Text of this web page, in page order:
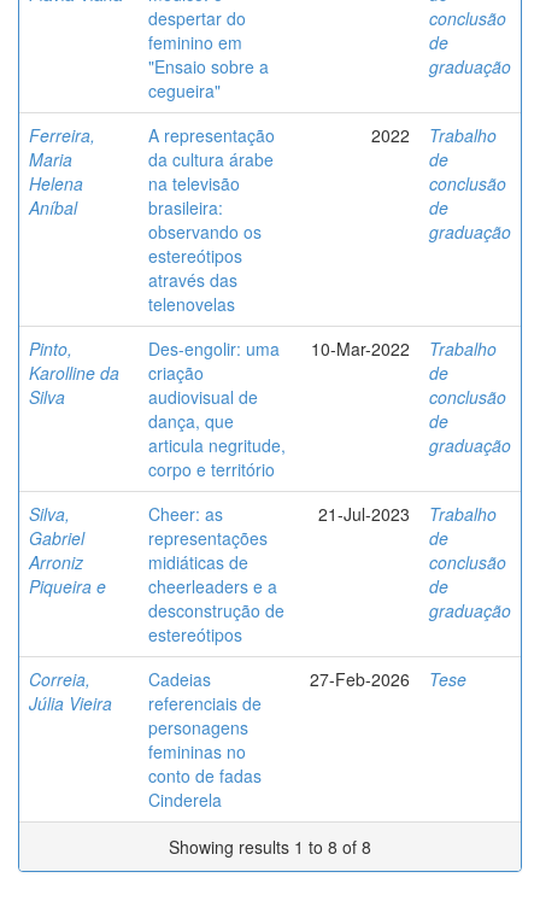
despertar do
feminino em
"Ensaio sobre a
cegueira"
conclusão
de
graduação
Ferreira,
Maria
Helena
Aníbal
A representação
da cultura árabe
na televisão
brasileira:
observando os
estereótipos
através das
telenovelas
2022
Trabalho
de
conclusão
de
graduação
Pinto,
Karolline da
Silva
Des-engolir: uma
criação
audiovisual de
dança, que
articula negritude,
corpo e território
10-Mar-2022
Trabalho
de
conclusão
de
graduação
Silva,
Gabriel
Arroniz
Piqueira e
Cheer: as
representações
midiáticas de
cheerleaders e a
desconstrução de
estereótipos
21-Jul-2023
Trabalho
de
conclusão
de
graduação
Correia,
Júlia Vieira
Cadeias
referenciais de
personagens
femininas no
conto de fadas
Cinderela
27-Feb-2026 Tese
Showing results 1 to 8 of 8